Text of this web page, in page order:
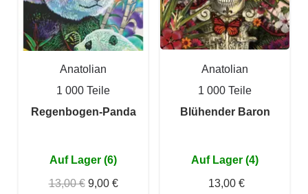
Anatolian
1 000 Teile
Regenbogen-Panda
Auf Lager (6)
13,00 € 9,00 €
Anatolian
1 000 Teile
Blühender Baron
Auf Lager (4)
13,00 €